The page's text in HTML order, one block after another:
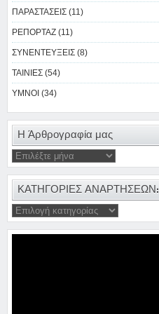
ΠΑΡΑΣΤΑΣΕΙΣ (11)
ΡΕΠΟΡΤΑΖ (11)
ΣΥΝΕΝΤΕΥΞΕΙΣ (8)
ΤΑΙΝΙΕΣ (54)
ΥΜΝΟΙ (34)
Η Άρθρογραφία μας
ΚΑΤΗΓΟΡΙΕΣ ΑΝΑΡΤΗΣΕΩΝ: